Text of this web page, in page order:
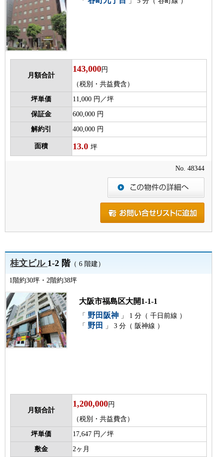
月額合計
143,000円
（税別・共益費含）
坪単価 11,000 円／坪
保証金 600,000 円
解約引 400,000 円
面積 13.0 坪
No. 48344
桂文ビル1-2 階（ 6 階建）
1階約30坪・2階約38坪
大阪市福島区大開1-1-1
「 野田阪神 」 1 分（ 千日前線 ）
「 野田 」 3 分（ 阪神線 ）
月額合計
1,200,000円
（税別・共益費含）
坪単価 17,647 円／坪
敷金 2ヶ月